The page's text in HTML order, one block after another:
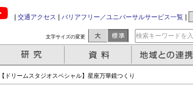
交通アクセス バリアフリー／ユニバーサルサービス一覧
文字サイズの変更
ドリームスタジオスペシャル】星座万華鏡つくり